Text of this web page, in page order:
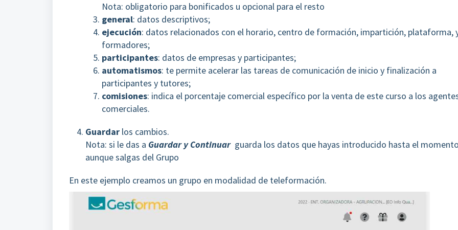
Nota: obligatorio para bonificados u opcional para el resto
general: datos descriptivos;
ejecución: datos relacionados con el horario, centro de formación, impartición, plataforma,
formadores;
participantes: datos de empresas y participantes;
automatismos: te permite acelerar las tareas de comunicación de inicio y finalización a
participantes y tutores;
comisiones: indica el porcentaje comercial específico por la venta de este curso a los
comerciales.
Guardar los cambios.
Nota: si le das a Guardar y Continuar guarda los datos que hayas introducido hasta el
aunque salgas del Grupo
En este ejemplo creamos un grupo en modalidad de teleformación.